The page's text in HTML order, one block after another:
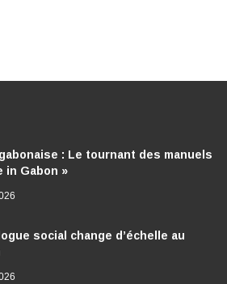
: Le tournant des manuels
in Gabon »
social change d’échelle au